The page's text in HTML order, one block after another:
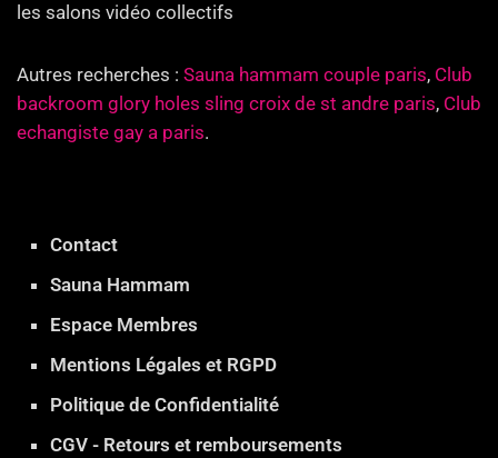
les salons vidéo collectifs
Autres recherches : Sauna hammam couple paris, Club
backroom glory holes sling croix de st andre paris, Club
echangiste gay a paris.
Contact
Sauna Hammam
Espace Membres
Mentions Légales et RGPD
Politique de Confidentialité
CGV - Retours et remboursements